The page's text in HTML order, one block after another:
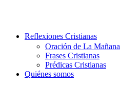
Reflexiones Cristianas
Oración de La Mañana
Frases Cristianas
Prédicas Cristianas
Quiénes somos